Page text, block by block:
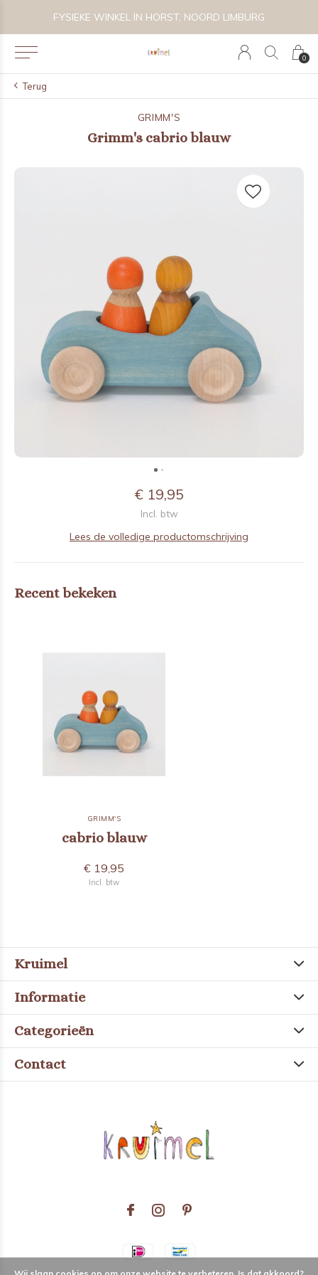
0
FYSIEKE WINKEL IN HORST, NOORD LIMBURG
Terug
GRIMM'S
Grimm's cabrio blauw
€ 19,95
Incl. btw
Lees de volledige productomschrijving
Recent bekeken
GRIMM'S
cabrio blauw
€ 19,95
Incl. btw
Kruimel
Informatie
Categorieën
Contact